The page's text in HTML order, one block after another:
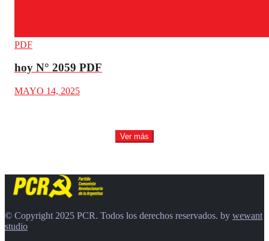
PDF
hoy N° 2059 PDF
MAYO 14, 2025
Ver más
© Copyright 2025 PCR. Todos los derechos reservados. by wewant
studio